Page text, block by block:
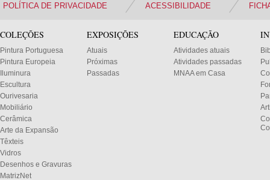
POLÍTICA DE PRIVACIDADE ACESSIBILIDADE
COLEÇÕES
Pintura Portuguesa
Pintura Europeia
Iluminura
Escultura
Ourivesaria
Mobiliário
Cerâmica
Arte da Expansão
Têxteis
Vidros
Desenhos e Gravuras
MatrizNet
EXPOSIÇÕES
Atuais
Próximas
Passadas
EDUCAÇÃO
Atividades atuais
Atividades passadas
MNAA em Casa